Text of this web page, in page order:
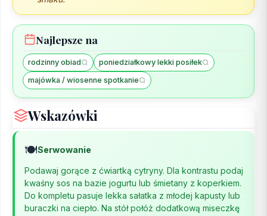
Najlepsze na
rodzinny obiad
poniedziałkowy lekki posiłek
majówka / wiosenne spotkanie
Wskazówki
🍽️Serwowanie
Podawaj gorące z ćwiartką cytryny. Dla kontrastu podaj
kwaśny sos na bazie jogurtu lub śmietany z koperkiem.
Do kompletu pasuje lekka sałatka z młodej kapusty lub
buraczki na ciepło. Na stół połóż dodatkową miseczkę